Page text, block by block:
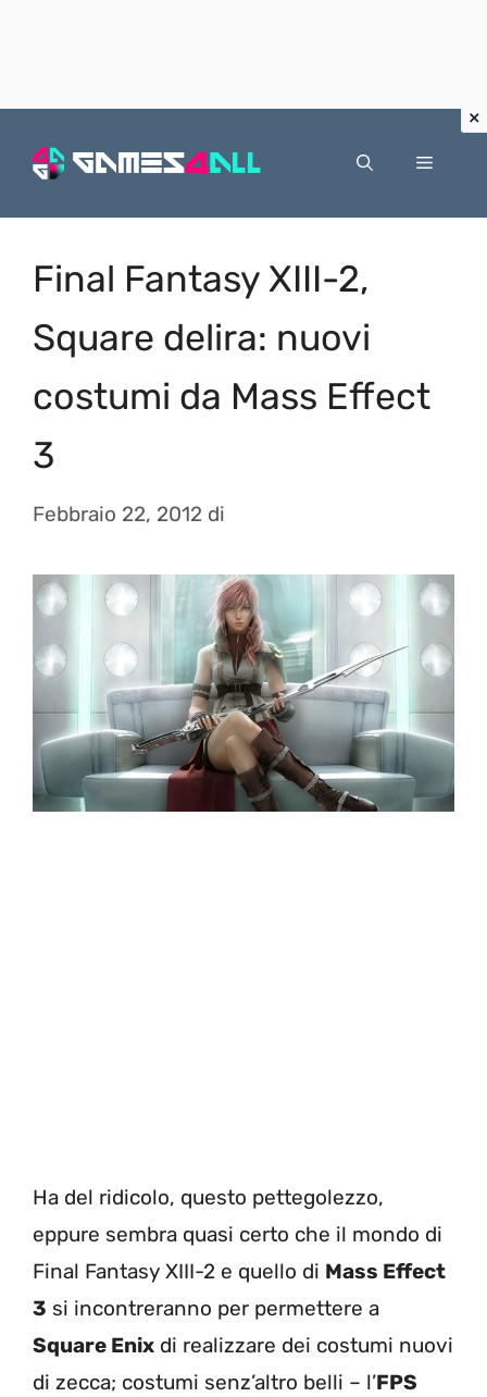
Menu
Final Fantasy XIII-2,
Square delira: nuovi
costumi da Mass Effect
3
Febbraio 22, 2012 di
Ha del ridicolo, questo pettegolezzo,
eppure sembra quasi certo che il mondo di
Final Fantasy XIII-2 e quello di Mass Effect
3 si incontreranno per permettere a
Square Enix di realizzare dei costumi nuovi
di zecca; costumi senz’altro belli – l’FPS